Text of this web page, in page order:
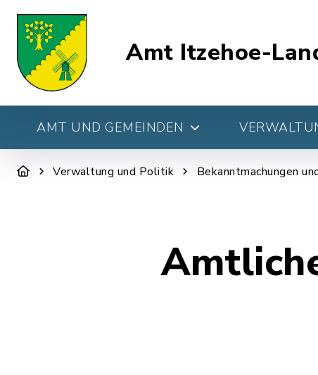
Amt Itzehoe-
AMT UND GEMEINDEN
Verwaltung und Politik Bekanntmachungen